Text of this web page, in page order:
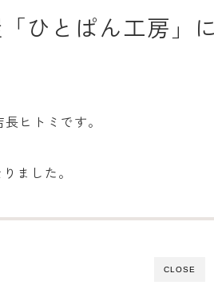
ひとぱん工房」
ヒトミです。
ました。
CLOSE